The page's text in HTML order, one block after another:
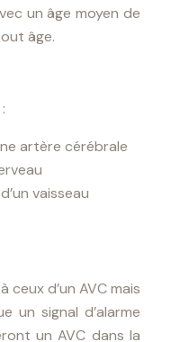
un âge moyen de
âge.
artère cérébrale
vaisseau
d’un AVC mais
un signal d’alarme
un AVC dans la